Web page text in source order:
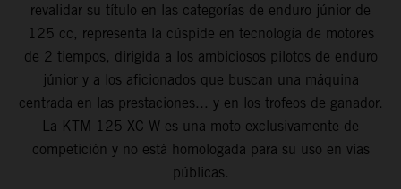
revalidar su título en las categorías de enduro júnior de
125 cc, representa la cúspide en tecnología de motores
de 2 tiempos, dirigida a los ambiciosos pilotos de enduro
júnior y a los aficionados que buscan una máquina
centrada en las prestaciones... y en los trofeos de ganador.
La KTM 125 XC-W es una moto exclusivamente de
competición y no está homologada para su uso en vías
públicas.